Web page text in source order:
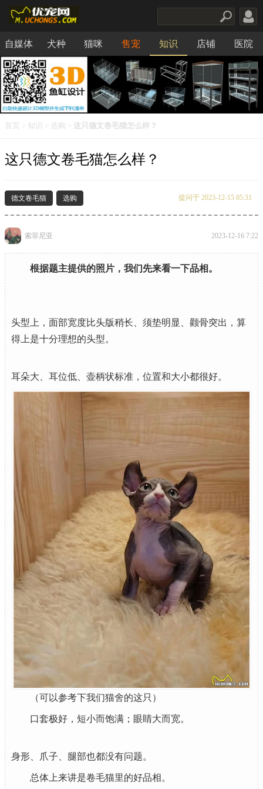
自媒体 犬种 猫咪 售宠 知识 店铺 医院
食品
首页 知识 选购 这只德文卷毛猫怎么样？
这只德文卷毛猫怎么样？
德文卷毛猫 选购 提问于 2023-12-15 05:31
索菲尼亚 2023-12-16 7:22
根据题主提供的照片，我们先来看一下品相。
头型上，面部宽度比头版稍长、须垫明显、颧骨突出，算
得上是十分理想的头型。
耳朵大、耳位低、壶柄状标准，位置和大小都很好。
（可以参考下我们猫舍的这只）
口套极好，短小而饱满；眼睛大而宽。
身形、爪子、腿部也都没有问题。
总体上来讲是卷毛猫里的好品相。